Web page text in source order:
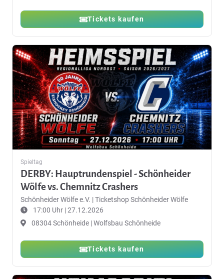
Tickets kaufen
Spieltag
DERBY: Hauptrundenspiel - Schönheider
Wölfe vs. Chemnitz Crashers
Schönheider Wölfe e.V. |Ticketshop Schönheider Wölfe
17:00 Uhr | 27.12.2026
08304 Schönheide | Wolfsbau Schönheide
Tickets kaufen